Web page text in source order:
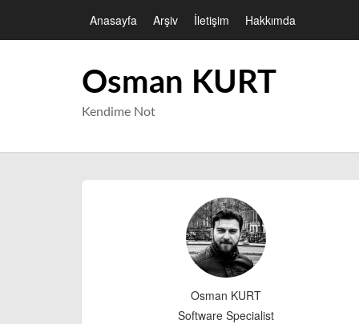
Anasayfa Arşiv İletişim Hakkımda
Osman KURT
Kendime Not
Osman KURT
Software Specialist